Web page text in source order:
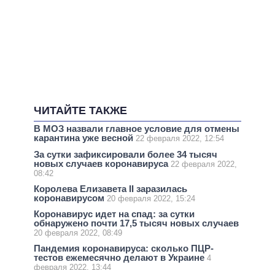
ЧИТАЙТЕ ТАКЖЕ
В МОЗ назвали главное условие для отмены
карантина уже весной 22 февраля 2022, 12:54
За сутки зафиксировали более 34 тысяч
новых случаев коронавируса 22 февраля 2022,
08:42
Королева Елизавета II заразилась
коронавирусом 20 февраля 2022, 15:24
Коронавирус идет на спад: за сутки
обнаружено почти 17,5 тысяч новых случаев
20 февраля 2022, 08:49
Пандемия коронавируса: сколько ПЦР-
тестов ежемесячно делают в Украине 4
февраля 2022, 13:44